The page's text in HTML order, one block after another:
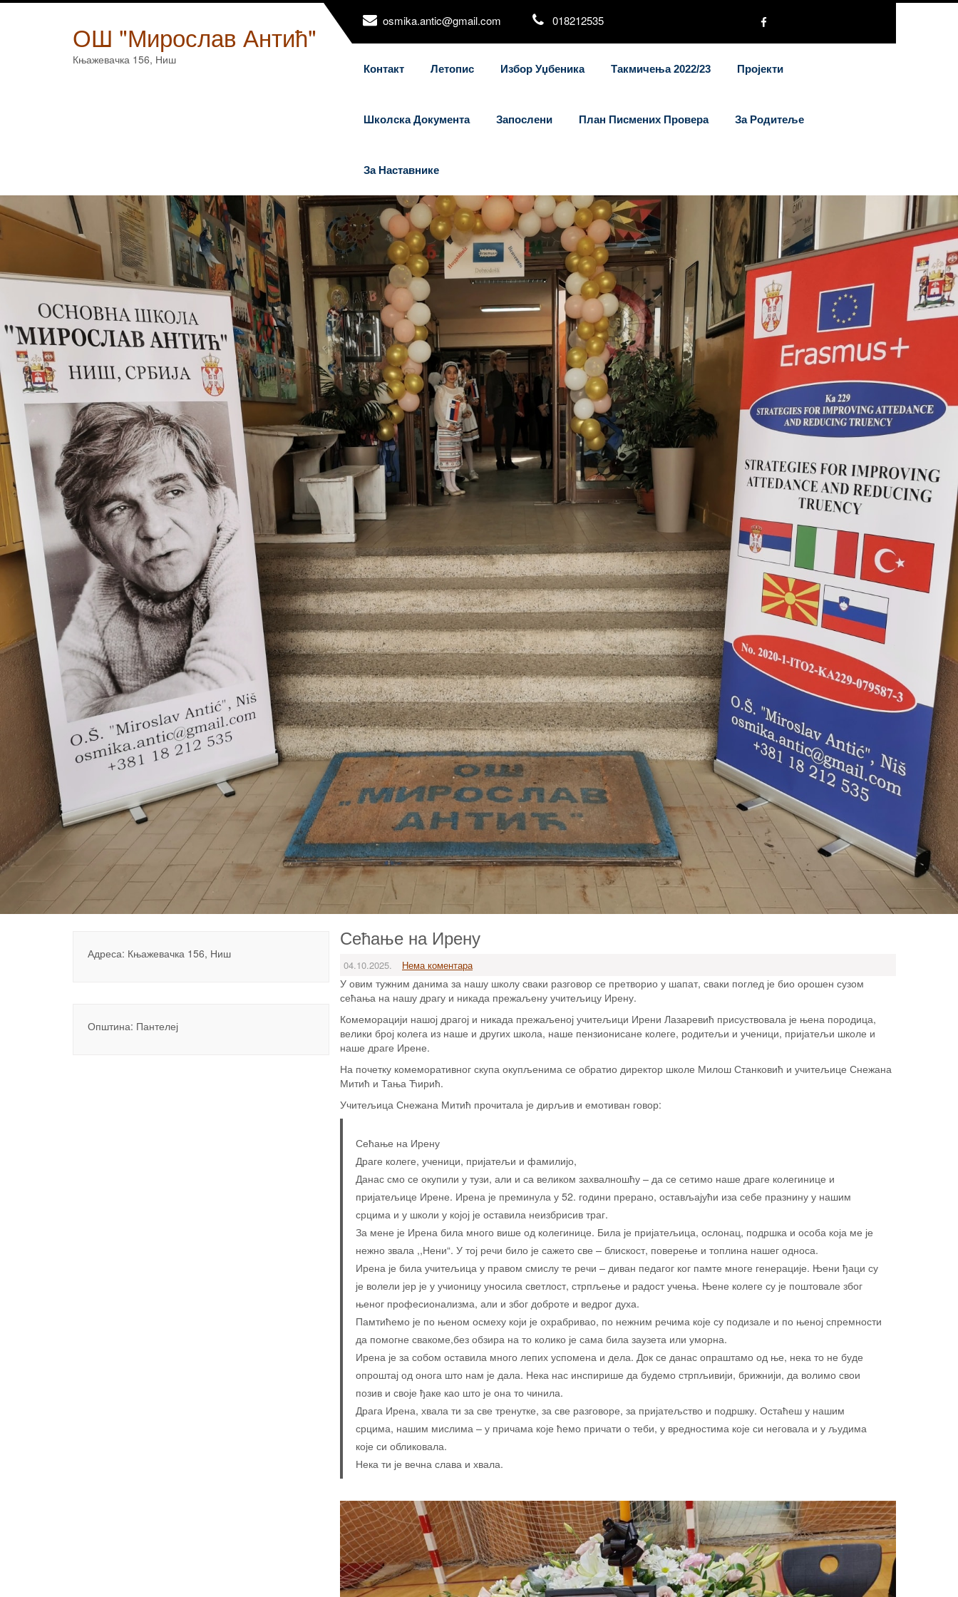
Skip
osmika.antic@gmail.com 018212535
ОШ "Мирослав Антић"
Књажевачка 156, Ниш
Контакт Летопис Избор Уџбеника Такмичења 2022/23 Пројекти
Школска Документа Запослени План Писмених Провера За Родитеље
За Наставнике
Адреса: Књажевачка 156, Ниш
Општина: Пантелеј
Сећање на Ирену
04.10.2025. Нема коментара
У овим тужним данима за нашу школу сваки разговор се претворио у шапат, сваки поглед је био орошен сузом
сећања на нашу драгу и никада прежаљену учитељицу Ирену.
Комеморацији нашој драгој и никада прежаљеној учитељици Ирени Лазаревић присуствовала је њена породица,
велики број колега из наше и других школа, наше пензионисане колеге, родитељи и ученици, пријатељи школе и
наше драге Ирене.
На почетку комеморативног скупа окупљенима се обратио директор школе Милош Станковић и учитељице Снежана
Митић и Тања Ћирић.
Учитељица Снежана Митић прочитала је дирљив и емотиван говор:
Сећање на Ирену
Драге колеге, ученици, пријатељи и фамилијо,
Данас смо се окупили у тузи, али и са великом захвалношћу – да се сетимо наше драге колегинице и
пријатељице Ирене. Ирена је преминула у 52. години прерано, остављајући иза себе празнину у нашим
срцима и у школи у којој је оставила неизбрисив траг.
За мене је Ирена била много више од колегинице. Била је пријатељица, ослонац, подршка и особа која ме је
нежно звала ,,Нени“. У тој речи било је сажето све – блискост, поверење и топлина нашег односа.
Ирена је била учитељица у правом смислу те речи – диван педагог ког памте многе генерације. Њени ђаци су
је волели јер је у учионицу уносила светлост, стрпљење и радост учења. Њене колеге су је поштовале због
њеног професионализма, али и због доброте и ведрог духа.
Памтићемо је по њеном осмеху који је охрабривао, по нежним речима које су подизале и по њеној спремности
да помогне свакоме,без обзира на то колико је сама била заузета или уморна.
Ирена је за собом оставила много лепих успомена и дела. Док се данас опраштамо од ње, нека то не буде
опроштај од онога што нам је дала. Нека нас инспирише да будемо стрпљивији, брижнији, да волимо свои
позив и своје ђаке као што је она то чинила.
Драга Ирена, хвала ти за све тренутке, за све разговоре, за пријатељство и подршку. Остаћеш у нашим
срцима, нашим мислима – у причама које ћемо причати о теби, у вредностима које си неговала и у људима
које си обликовала.
Нека ти је вечна слава и хвала.